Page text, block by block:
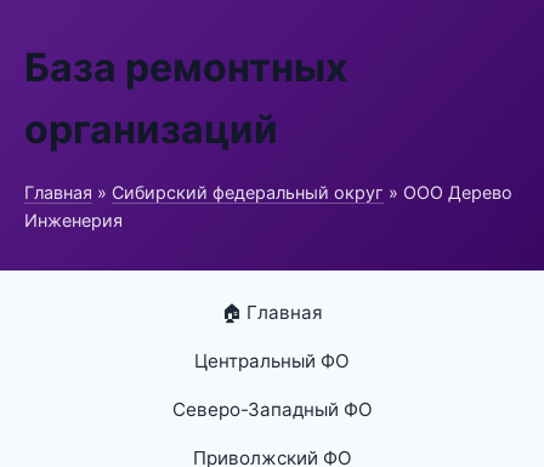
База ремонтных
организаций
Главная » Сибирский федеральный округ » ООО Дерево
Инженерия
🏠 Главная
Центральный ФО
Северо-Западный ФО
Приволжский ФО